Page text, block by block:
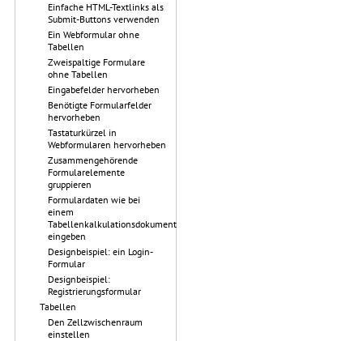
Einfache HTML-Textlinks als
Submit-Buttons verwenden
Ein Webformular ohne
Tabellen
Zweispaltige Formulare
ohne Tabellen
Eingabefelder hervorheben
Benötigte Formularfelder
hervorheben
Tastaturkürzel in
Webformularen hervorheben
Zusammengehörende
Formularelemente
gruppieren
Formulardaten wie bei
einem
Tabellenkalkulationsdokument
eingeben
Designbeispiel: ein Login-
Formular
Designbeispiel:
Registrierungsformular
Tabellen
Den Zellzwischenraum
einstellen